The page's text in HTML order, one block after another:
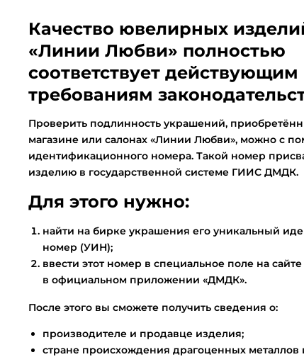
Качество ювелирных
«Линии Любви» полностью
соответствует
требованиям
Проверить подлинность украшений,
магазине или салонах «Линии Любви», можно с
идентификационного номера. Такой номер
изделию в государственной системе ГИИС ДМДК.
Для этого нужно:
найти на бирке украшения его уникальный
номер (УИН);
ввести этот номер в специальное поле на сайте
в официальном приложении «ДМДК».
После этого вы сможете получить сведения о:
производителе и продавце изделия;
стране происхождения драгоценных металлов